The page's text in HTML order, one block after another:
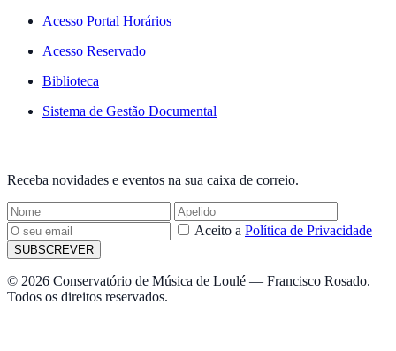
Acesso Portal Horários
Acesso Reservado
Biblioteca
Sistema de Gestão Documental
Receba novidades e eventos na sua caixa de correio.
Aceito a Política de Privacidade
SUBSCREVER
© 2026 Conservatório de Música de Loulé — Francisco Rosado.
Todos os direitos reservados.